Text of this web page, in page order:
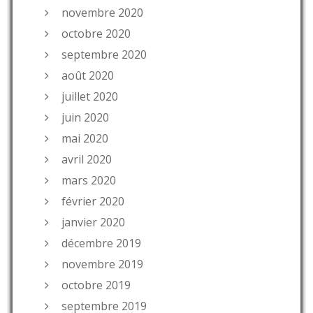
novembre 2020
octobre 2020
septembre 2020
août 2020
juillet 2020
juin 2020
mai 2020
avril 2020
mars 2020
février 2020
janvier 2020
décembre 2019
novembre 2019
octobre 2019
septembre 2019